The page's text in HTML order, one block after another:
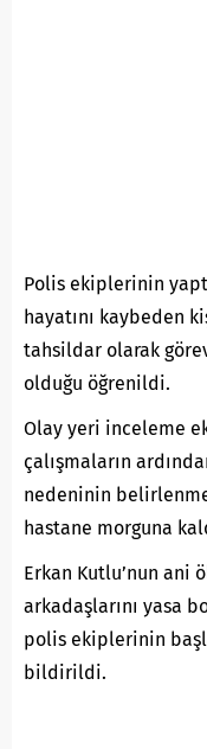
Polis ekiplerinin
hayatını kaybeden
tahsildar olarak
olduğu öğrenildi.
Olay yeri inceleme
çalışmaların
nedeninin
hastane morguna
Erkan Kutlu’nun ani
arkadaşlarını yasa
polis ekiplerinin
bildirildi.